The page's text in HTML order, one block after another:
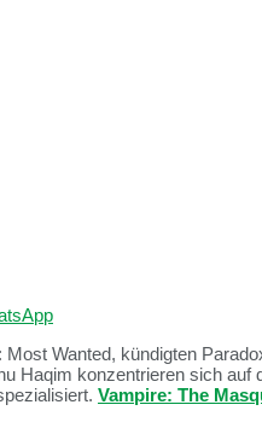
Wanted, kündigten
Haqim konzentrieren sich
Vampire: The